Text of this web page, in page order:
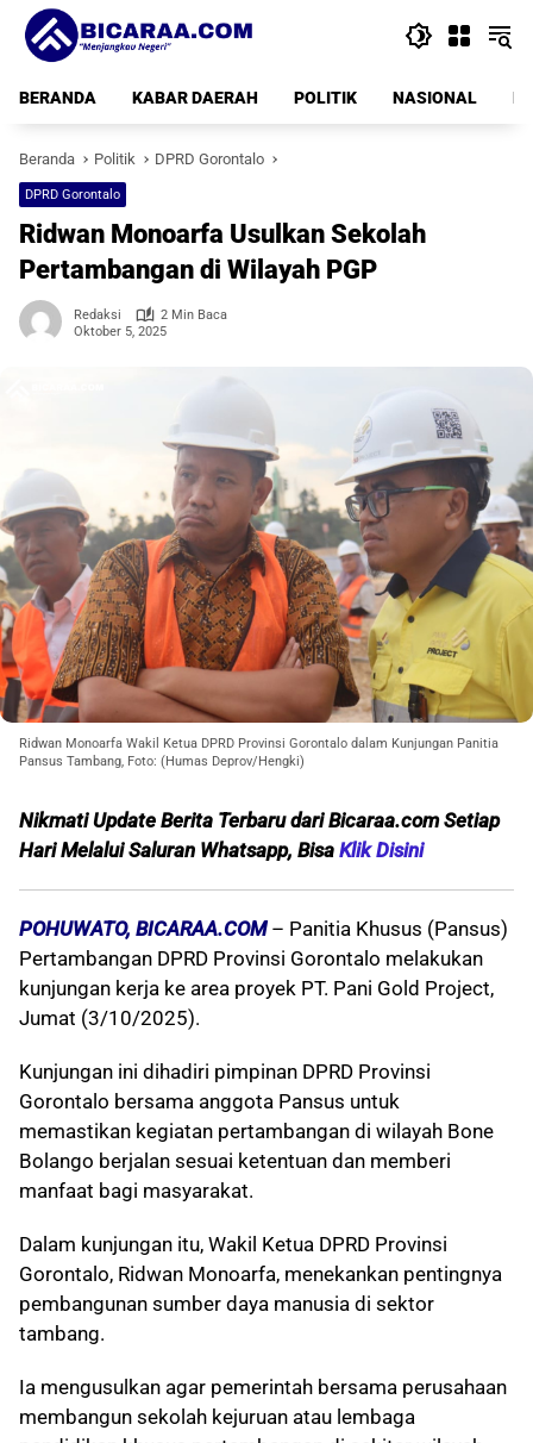
Langsung
konten
BERANDA
KABAR DAERAH POLITIK NASIONAL
Beranda Politik DPRD Gorontalo
DPRD Gorontalo
Ridwan Monoarfa Usulkan Sekolah
Pertambangan di Wilayah PGP
Redaksi
2 Min Baca
Oktober 5, 2025
Ridwan Monoarfa Wakil Ketua DPRD Provinsi Gorontalo dalam Kunjungan Panitia
Pansus Tambang, Foto: (Humas Deprov/Hengki)
Nikmati Update Berita Terbaru dari Bicaraa.com Setiap
Hari Melalui Saluran Whatsapp, Bisa Klik Disini
POHUWATO, BICARAA.COM– Panitia Khusus (Pansus)
Pertambangan DPRD Provinsi Gorontalo melakukan
kunjungan kerja ke area proyek PT. Pani Gold Project,
Jumat (3/10/2025).
Kunjungan ini dihadiri pimpinan DPRD Provinsi
Gorontalo bersama anggota Pansus untuk
memastikan kegiatan pertambangan di wilayah Bone
Bolango berjalan sesuai ketentuan dan memberi
manfaat bagi masyarakat.
Dalam kunjungan itu, Wakil Ketua DPRD Provinsi
Gorontalo, Ridwan Monoarfa, menekankan pentingnya
pembangunan sumber daya manusia di sektor
tambang.
Ia mengusulkan agar pemerintah bersama perusahaan
membangun sekolah kejuruan atau lembaga